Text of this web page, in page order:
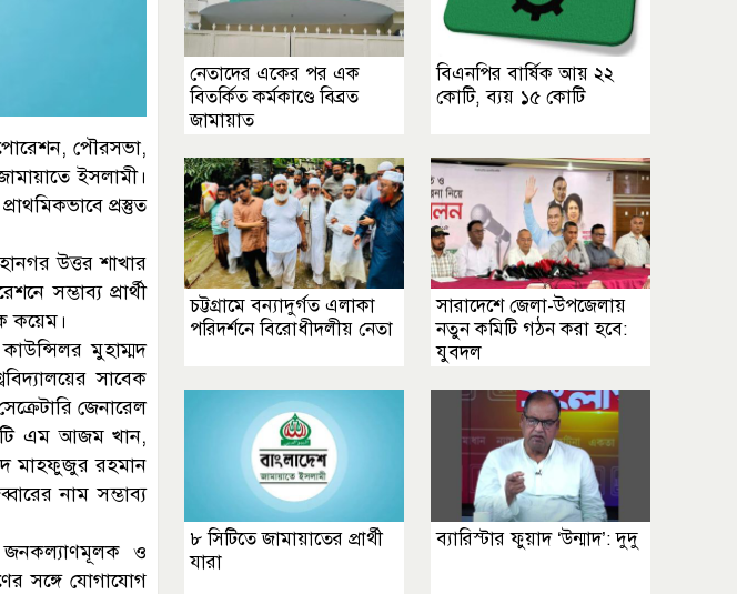
পৌরসভা,
ইসলামী।
প্রস্তুত
উত্তর শাখার
সম্ভাব্য প্রার্থী
কয়েম।
মুহাম্মদ
সাবেক
জেনারেল
টি এম আজম খান,
মাহফুজুর রহমান
নাম সম্ভাব্য
জনকল্যাণমূলক ও
সঙ্গে যোগাযোগ
নেতাদের একের পর এক
বিতর্কিত কর্মকাণ্ডে বিব্রত
জামায়াত
বিএনপির বার্ষিক আয় ২২
কোটি, ব্যয় ১৫ কোটি
চট্টগ্রামে বন্যাদুর্গত এলাকা
পরিদর্শনে বিরোধীদলীয় নেতা
সারাদেশে জেলা-উপজেলায়
নতুন কমিটি গঠন করা হবে:
যুবদল
৮ সিটিতে জামায়াতের প্রার্থী
যারা
ব্যারিস্টার ফুয়াদ ‘উন্মাদ’: দুদু